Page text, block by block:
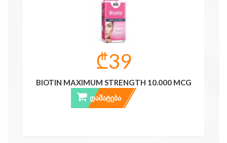
₾39
BIOTIN MAXIMUM STRENGTH 10.000 MCG
ᲓᲐᲛᲐᲢᲔᲑᲐ